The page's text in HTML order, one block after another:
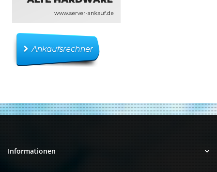
Informationen